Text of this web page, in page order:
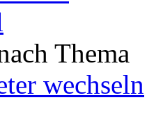
Thema
wechseln